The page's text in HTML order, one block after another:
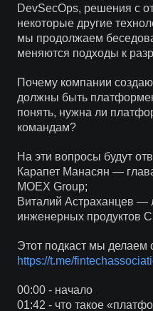
DevSecOps, решения с
некоторые другие
мы продолжаем
меняются подходы к
Почему компании
должны быть
понять, нужна ли
командам?
На эти вопросы будут
Карапет Манасян —
MOEX Group;
Виталий Астраханцев —
инженерных продуктов
Этот подкаст мы делаем
https://t.me/
00:00 - начало
01:42 - что такое